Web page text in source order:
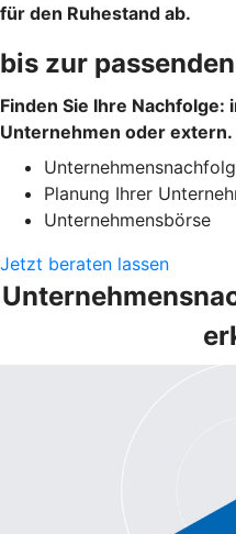
für den Ruhestand ab.
bis zur
Finden Sie Ihre Nachfolge:
Unternehmen oder extern.
Planung Ihrer
Unternehmensbörse
Jetzt beraten lassen